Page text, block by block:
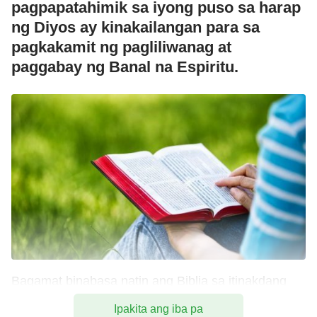
pagpapatahimik sa iyong puso sa harap
ng Diyos ay kinakailangan para sa
pagkakamit ng pagliliwanag at
paggabay ng Banal na Espiritu.
Bagamat binabasa natin ang Biblia sa itinakdang
oras sa araw-araw, kadalasan ang ating mga puso
Ipakita ang iba pa